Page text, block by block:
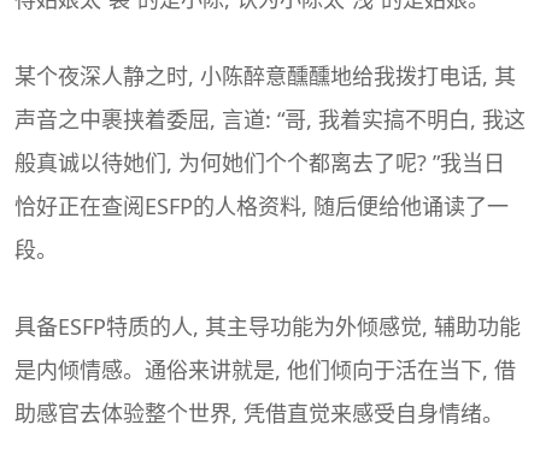
某个夜深人静之时, 小陈醉意醺醺地给我拨打电话, 其
声音之中裹挟着委屈, 言道: “哥, 我着实搞不明白, 我这
般真诚以待她们, 为何她们个个都离去了呢? ”我当日
恰好正在查阅ESFP的人格资料, 随后便给他诵读了一
段。
具备ESFP特质的人, 其主导功能为外倾感觉, 辅助功能
是内倾情感。通俗来讲就是, 他们倾向于活在当下, 借
助感官去体验整个世界, 凭借直觉来感受自身情绪。